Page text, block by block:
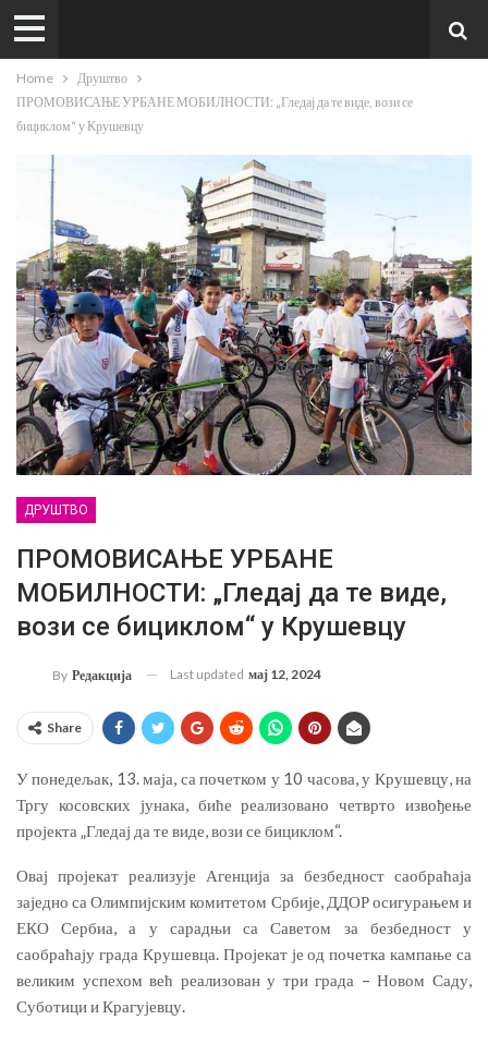
Home
Друштво
ПРОМОВИСАЊЕ УРБАНЕ МОБИЛНОСТИ: „Гледај да те виде, вози се
бициклом“ у Крушевцу
ДРУШТВО
ПРОМОВИСАЊЕ УРБАНЕ
МОБИЛНОСТИ: „Гледај да те виде,
вози се бициклом“ у Крушевцу
By Редакција Last updated мај 12, 2024
Share
У понедељак, 13. маја, са почетком у 10 часова, у Крушевцу, на
Тргу косовских јунака, биће реализовано четврто извођење
пројекта „Гледај да те виде, вози се бициклом“.
Овај пројекат реализује Агенција за безбедност саобраћаја
заједно са Олимпијским комитетом Србије, ДДОР осигурањем и
ЕКО Сербиа, а у сарадњи са Саветом за безбедност у
саобраћају града Крушевца. Пројекат је од почетка кампање са
великим успехом већ реализован у три града – Новом Саду,
Суботици и Крагујевцу.